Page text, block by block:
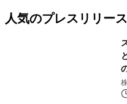
人気のプレスリリース